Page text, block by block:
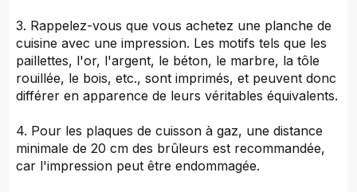
3. Rappelez-vous que vous achetez une planche de
cuisine avec une impression. Les motifs tels que les
paillettes, l'or, l'argent, le béton, le marbre, la tôle
rouillée, le bois, etc., sont imprimés, et peuvent donc
différer en apparence de leurs véritables équivalents.
4. Pour les plaques de cuisson à gaz, une distance
minimale de 20 cm des brûleurs est recommandée,
car l'impression peut être endommagée.